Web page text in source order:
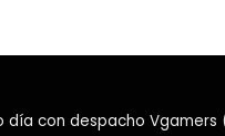
día con despacho